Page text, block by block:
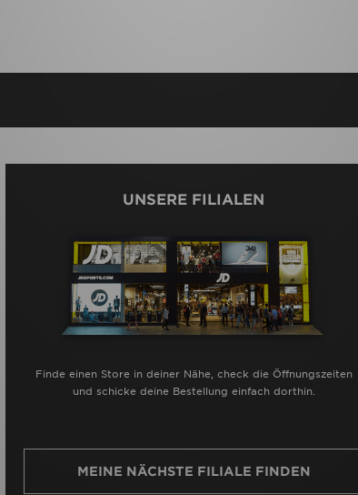
UNSERE FILIALEN
Finde einen Store in deiner Nähe, check die Öffnungszeiten
und schicke deine Bestellung einfach dorthin.
MEINE NÄCHSTE FILIALE FINDEN